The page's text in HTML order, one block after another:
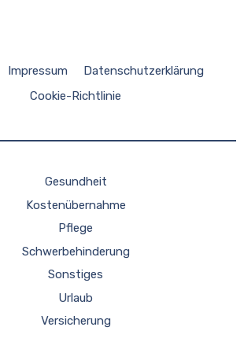
Impressum
Datenschutzerklärung
Cookie-Richtlinie
Gesundheit
Kostenübernahme
Pflege
Schwerbehinderung
Sonstiges
Urlaub
Versicherung